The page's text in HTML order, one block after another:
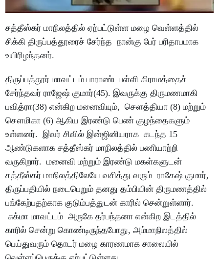
சத்தீஸ்கர் மாநிலத்தில் ஏற்பட்டுள்ள மழை வெள்ளத்தில்
சிக்கி திருப்பத்தூரைச் சேர்ந்த நான்கு பேர் பரிதாபமாக
உயிரிழந்தனர்.
திருப்பத்தூர் மாவட்டம் பாராண்டபள்ளி கிராமத்தைச்
சேர்ந்தவர் ராஜேஷ் குமார்(45). இவருக்கு திருமணமாகி
பவித்ரா(38) என்கிற மனைவியும், சௌத்தியா (8) மற்றும்
சௌமிகா (6) ஆகிய இரண்டு பெண் குழந்தைகளும்
உள்ளனர். இவர் சிவில் இன்ஜினியராக கடந்த 15
ஆண்டுகளாக சத்தீஸ்கர் மாநிலத்தில் பணியாற்றி
வருகிறார். மனைவி மற்றும் இரண்டு மகள்களுடன்
சத்தீஸ்கர் மாநிலத்திலேயே வசித்து வரும் ராகேஷ் குமார்,
திருப்பதியில் நடைபெறும் தனது தம்பியின் திருமணத்தில்
பங்கேற்பதற்காக குடும்பத்துடன் காரில் சென்றுள்ளார்.
சுக்மா மாவட்டம் அருகே தர்பந்தனா என்கிற இடத்தில்
காரில் சென்று கொண்டிருந்தபோது, அம்மாநிலத்தில்
பெய்துவரும் தொடர் மழை காரணமாக சாலையில்